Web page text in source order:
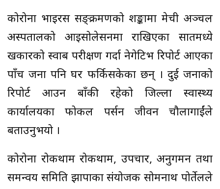
कोरोना भाइरस सङ्क्रमणको शङ्कामा मेची अञ्चल
अस्पतालको आइसोलेसनमा राखिएका सातमध्ये
खकारको स्वाब परीक्षण गर्दा नेगेटिभ रिपोर्ट आएका
पाँच जना पनि घर फर्किसकेका छन् । दुई जनाको
रिपोर्ट आउन बाँकी रहेको जिल्ला स्वास्थ्य
कार्यालयका फोकल पर्सन जीवन चौलागाईंले
बताउनुभयो ।
कोरोना रोकथाम रोकथाम, उपचार, अनुगमन तथा
समन्वय समिति झापाका संयोजक सोमनाथ पोर्तेलले